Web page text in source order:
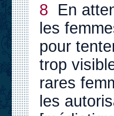
8 En
les
pour
trop
rares
les